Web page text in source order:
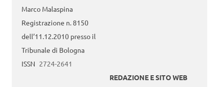
Marco Malaspina
Registrazione n. 8150
dell’11.12.2010 presso il
Tribunale di Bologna
ISSN 2724-2641
REDAZIONE E SITO WEB